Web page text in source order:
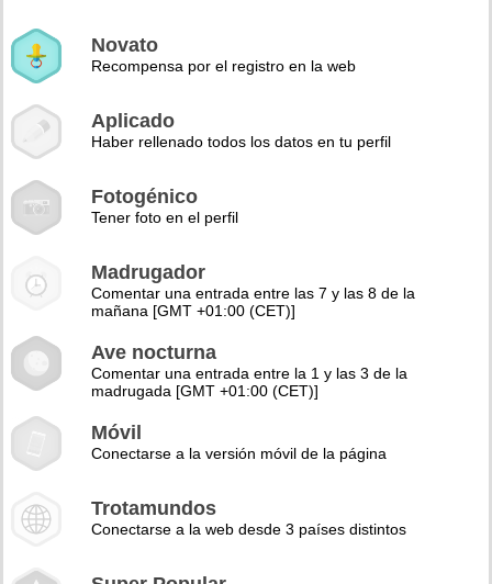
Novato
Recompensa por el registro en la web
Aplicado
Haber rellenado todos los datos en tu perfil
Fotogénico
Tener foto en el perfil
Madrugador
Comentar una entrada entre las 7 y las 8 de la
mañana [GMT +01:00 (CET)]
Ave nocturna
Comentar una entrada entre la 1 y las 3 de la
madrugada [GMT +01:00 (CET)]
Móvil
Conectarse a la versión móvil de la página
Trotamundos
Conectarse a la web desde 3 países distintos